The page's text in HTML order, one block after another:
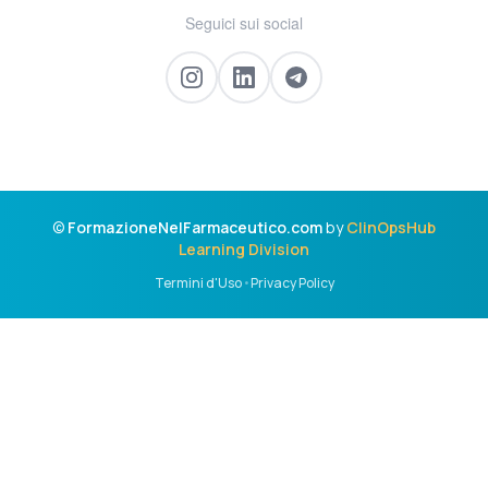
Seguici sui social
© FormazioneNelFarmaceutico.combyClinOpsHub
Learning Division
Termini d'Uso•Privacy Policy